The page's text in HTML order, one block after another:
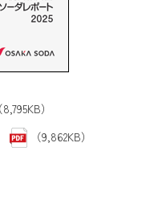
（8,795KB）
（9,862KB）